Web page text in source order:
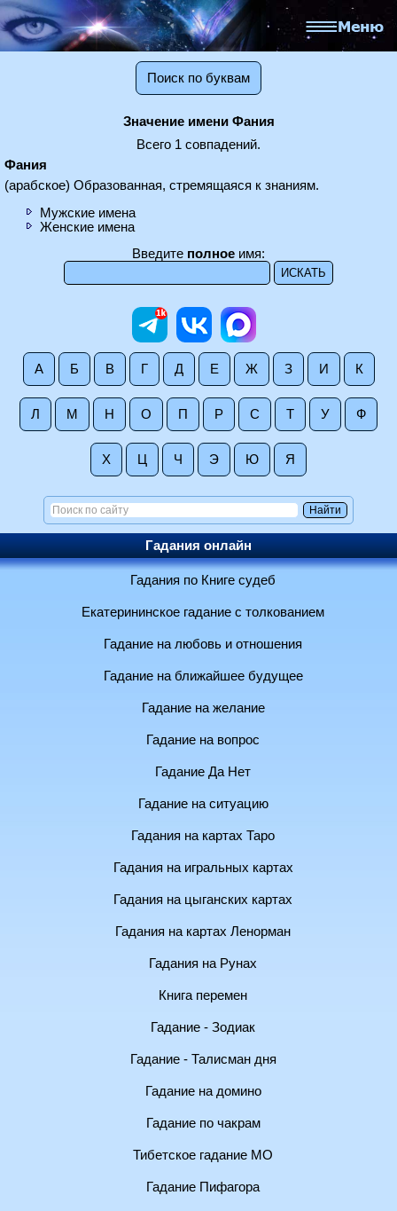
Поиск по буквам
Значение имени Фания
Всего 1 совпадений.
Фания
(арабское) Образованная, стремящаяся к знаниям.
Мужские имена
Женские имена
Введите полное имя:
А Б В Г Д Е Ж З И К
Л М Н О П Р С Т У Ф
Х Ц Ч Э Ю Я
Гадания онлайн
Гадания по Книге судеб
Екатерининское гадание с толкованием
Гадание на любовь и отношения
Гадание на ближайшее будущее
Гадание на желание
Гадание на вопрос
Гадание Да Нет
Гадание на ситуацию
Гадания на картах Таро
Гадания на игральных картах
Гадания на цыганских картах
Гадания на картах Ленорман
Гадания на Рунах
Книга перемен
Гадание - Зодиак
Гадание - Талисман дня
Гадание на домино
Гадание по чакрам
Тибетское гадание МО
Гадание Пифагора